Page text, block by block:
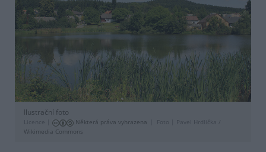
Ilustrační foto
Licence | Některá práva vyhrazena Foto |
Pavel Hrdlička /
Wikimedia Commons